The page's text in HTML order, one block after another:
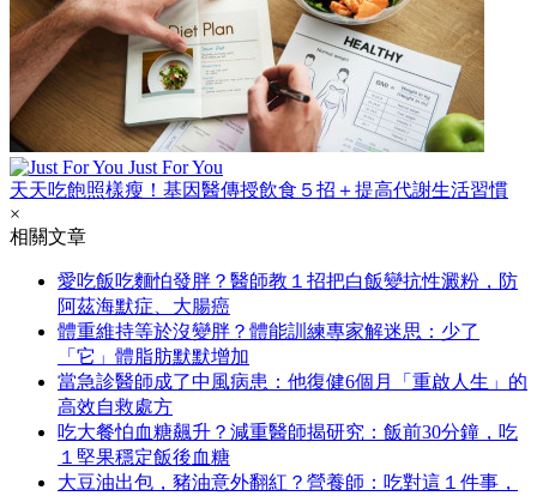
Just For You
天天吃飽照樣瘦！基因醫傳授飲食５招＋提高代謝生活習慣
×
相關文章
愛吃飯吃麵怕發胖？醫師教１招把白飯變抗性澱粉，防
阿茲海默症、大腸癌
體重維持等於沒變胖？體能訓練專家解迷思：少了
「它」體脂肪默默增加
當急診醫師成了中風病患：他復健6個月「重啟人生」的
高效自救處方
吃大餐怕血糖飆升？減重醫師揭研究：飯前30分鐘，吃
１堅果穩定飯後血糖
大豆油出包，豬油意外翻紅？營養師：吃對這１件事，